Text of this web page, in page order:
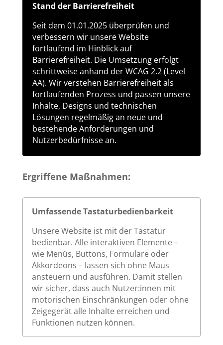
Stand der Barrierefreiheit
Seit dem 01.01.2025 überprüfen und
verbessern wir unsere Website
fortlaufend im Hinblick auf
Barrierefreiheit. Die Umsetzung erfolgt
schrittweise anhand der WCAG 2.2 (Level
AA). Wir verstehen Barrierefreiheit als
fortlaufenden Prozess und passen unsere
Inhalte, Designs und technischen
Lösungen regelmäßig an neue und
bestehende Anforderungen und
Nutzerbedürfnisse an.
Ergriffene Maßnahmen:
Umfassende Tastaturbedienbarkeit
Unsere Website ist mit der Tastatur
bedienbar. Alle interaktiven Elemente –
wie Menüs, Buttons, Formulare oder
Akkordeons – lassen sich ohne Maus
ansteuern und ausführen. Damit stellen
wir sicher, dass auch Nutzer:innen mit
motorischen Einschränkungen oder ohne
Zeigegerät alle Inhalte erreichen und
Funktionen nutzen können.